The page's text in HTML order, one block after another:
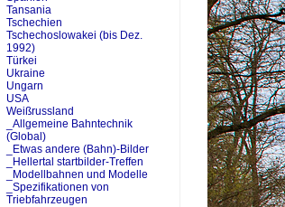
Tansania
Tschechien
Tschechoslowakei (bis Dez.
1992)
Türkei
Ukraine
Ungarn
USA
Weißrussland
_Allgemeine Bahntechnik
(Global)
_Etwas andere (Bahn)-Bilder
_Hellertal startbilder-Treffen
_Modellbahnen und Modelle
_Spezifikationen von
Triebfahrzeugen